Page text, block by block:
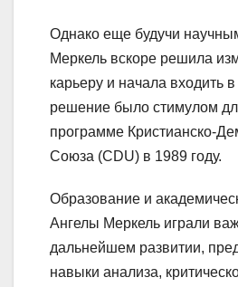
Однако еще будучи
Меркель вскоре решила
карьеру и начала входить
решение было стимулом
программе Кристианско-
Союза (CDU) в 1989 году.
Образование и
Ангелы Меркель играли
дальнейшем развитии,
навыки анализа,